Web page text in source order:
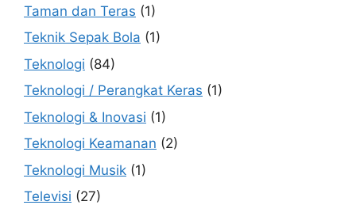
Taman dan Teras (1)
Teknik Sepak Bola (1)
Teknologi (84)
Teknologi / Perangkat Keras (1)
Teknologi & Inovasi (1)
Teknologi Keamanan (2)
Teknologi Musik (1)
Televisi (27)